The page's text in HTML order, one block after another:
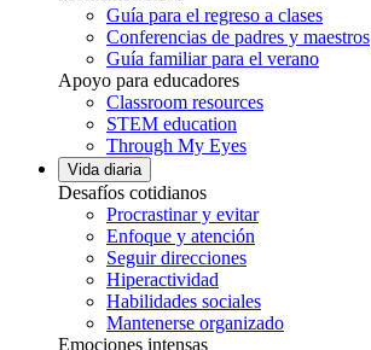
Guía para el regreso a clases
Conferencias de padres y maestros
Guía familiar para el verano
Apoyo para educadores
Classroom resources
STEM education
Through My Eyes
Vida diaria
Desafíos cotidianos
Procrastinar y evitar
Enfoque y atención
Seguir direcciones
Hiperactividad
Habilidades sociales
Mantenerse organizado
Emociones intensas